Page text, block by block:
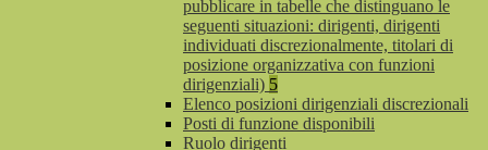
pubblicare in tabelle che distinguano le
seguenti situazioni: dirigenti, dirigenti
individuati discrezionalmente, titolari di
posizione organizzativa con funzioni
dirigenziali) 5
Elenco posizioni dirigenziali discrezionali
Posti di funzione disponibili
Ruolo dirigenti